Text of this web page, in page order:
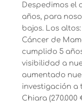
Despedimos el
años, para
bajos. Los
Cáncer de
cumplido 5
visibilidad a
aumentado
investigación a
Chiara